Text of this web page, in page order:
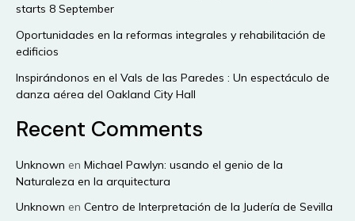
starts 8 September
Oportunidades en la reformas integrales y rehabilitación de
edificios
Inspirándonos en el Vals de las Paredes : Un espectáculo de
danza aérea del Oakland City Hall
Recent Comments
Unknown en Michael Pawlyn: usando el genio de la
Naturaleza en la arquitectura
Unknown en Centro de Interpretación de la Judería de Sevilla